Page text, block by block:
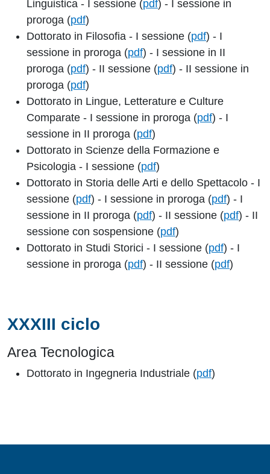
Linguistica - I sessione (pdf) - I sessione in
proroga (pdf)
Dottorato in Filosofia - I sessione (pdf) - I
sessione in proroga (pdf) - I sessione in II
proroga (pdf) - II sessione (pdf) - II sessione in
proroga (pdf)
Dottorato in Lingue, Letterature e Culture
Comparate - I sessione in proroga (pdf) - I
sessione in II proroga (pdf)
Dottorato in Scienze della Formazione e
Psicologia - I sessione (pdf)
Dottorato in Storia delle Arti e dello Spettacolo - I
sessione (pdf) - I sessione in proroga (pdf) - I
sessione in II proroga (pdf) - II sessione (pdf) - II
sessione con sospensione (pdf)
Dottorato in Studi Storici - I sessione (pdf) - I
sessione in proroga (pdf) - II sessione (pdf)
XXXIII ciclo
Area Tecnologica
Dottorato in Ingegneria Industriale (pdf)